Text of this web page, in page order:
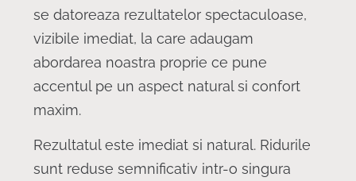
se datoreaza rezultatelor spectaculoase,
vizibile imediat, la care adaugam
abordarea noastra proprie ce pune
accentul pe un aspect natural si confort
maxim.
Rezultatul este imediat si natural. Ridurile
sunt reduse semnificativ intr-o singura